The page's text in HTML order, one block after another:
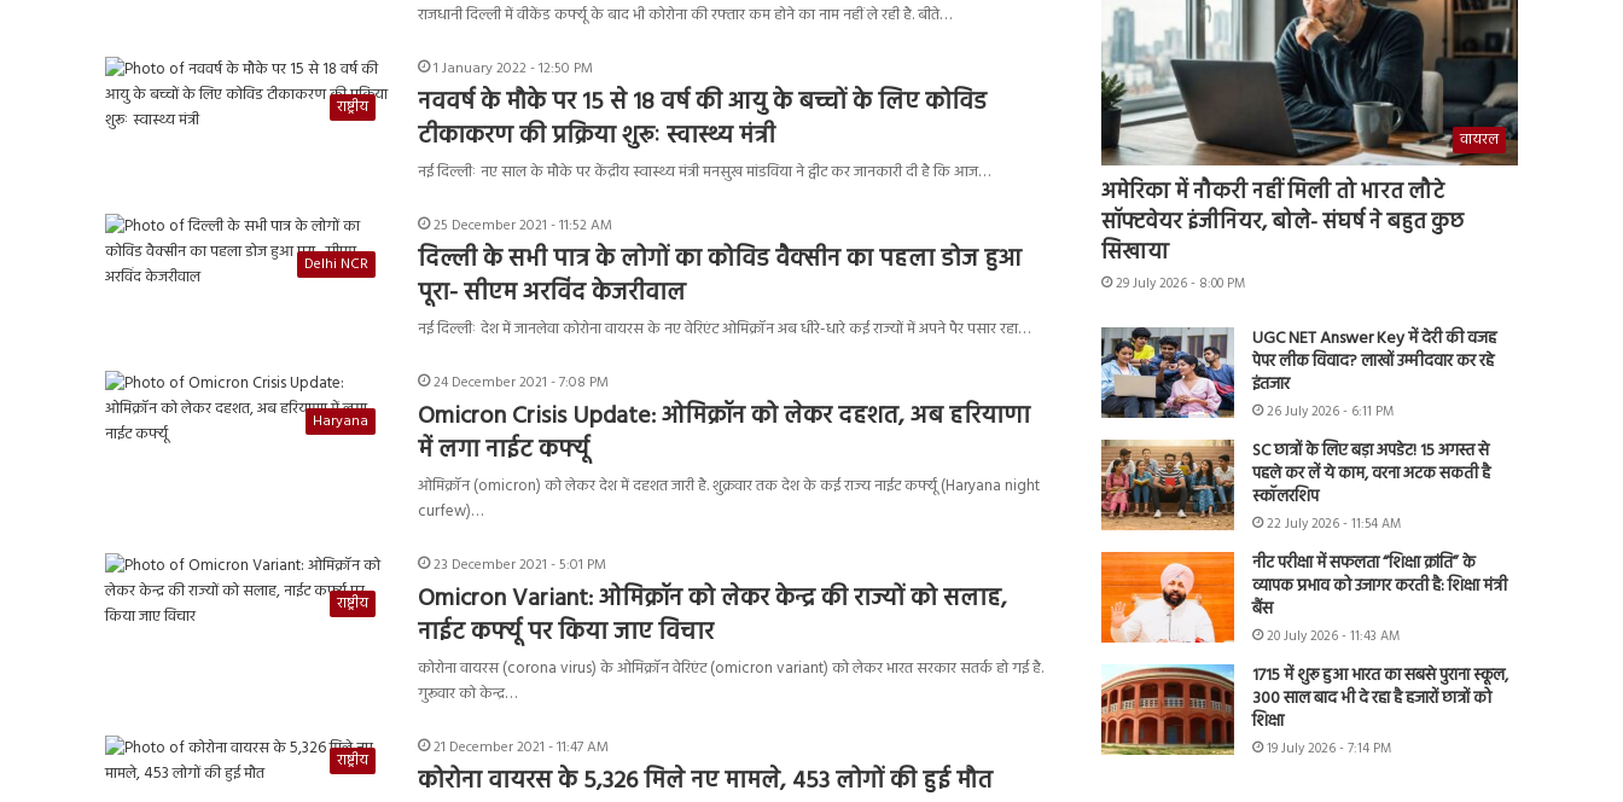
राजधानी दिल्ली में वीकेंड कर्फ्यू के बाद भी कोरोना की रफ्तार कम होने का नाम नहीं ले रही है. बीते…
राष्ट्रीय
1 January 2022 - 12:50 PM
नववर्ष के मौके पर 15 से 18 वर्ष की आयु के बच्चों के लिए कोविड
टीकाकरण की प्रक्रिया शुरूः स्वास्थ्य मंत्री
नई दिल्लीः नए साल के मौके पर केंद्रीय स्वास्थ्य मंत्री मनसुख मांडविया ने ट्वीट कर जानकारी दी है कि आज…
Delhi NCR
25 December 2021 - 11:52 AM
दिल्ली के सभी पात्र के लोगों का कोविड वैक्सीन का पहला डोज हुआ
पूरा- सीएम अरविंद केजरीवाल
नई दिल्लीः देश में जानलेवा कोरोना वायरस के नए वेरिएंट ओमिक्रॉन अब धीरे-धारे कई राज्यों में अपने पैर पसार रहा…
Haryana
24 December 2021 - 7:08 PM
Omicron Crisis Update: ओमिक्रॉन को लेकर दहशत, अब हरियाणा
में लगा नाईट कर्फ्यू
ओमिक्रॉन (omicron) को लेकर देश में दहशत जारी है. शुक्रवार तक देश के कई राज्य नाईट कर्फ्यू (Haryana night
curfew)…
राष्ट्रीय
23 December 2021 - 5:01 PM
Omicron Variant: ओमिक्रॉन को लेकर केन्द्र की राज्यों को सलाह,
नाईट कर्फ्यू पर किया जाए विचार
कोरोना वायरस (corona virus) के ओमिक्रॉन वेरिएंट (omicron variant) को लेकर भारत सरकार सतर्क हो गई है.
गुरूवार को केन्द्र…
राष्ट्रीय
21 December 2021 - 11:47 AM
कोरोना वायरस के 5,326 मिले नए मामले, 453 लोगों की हुई मौत
वायरल
अमेरिका में नौकरी नहीं मिली तो भारत लौटे
सॉफ्टवेयर इंजीनियर, बोले- संघर्ष ने बहुत कुछ
सिखाया
29 July 2026 - 8:00 PM
UGC NET Answer Key में देरी की वजह
पेपर लीक विवाद? लाखों उम्मीदवार कर रहे
इंतजार
26 July 2026 - 6:11 PM
SC छात्रों के लिए बड़ा अपडेट! 15 अगस्त से
पहले कर लें ये काम, वरना अटक सकती है
स्कॉलरशिप
22 July 2026 - 11:54 AM
नीट परीक्षा में सफलता “शिक्षा क्रांति” के
व्यापक प्रभाव को उजागर करती है: शिक्षा मंत्री
बैंस
20 July 2026 - 11:43 AM
1715 में शुरू हुआ भारत का सबसे पुराना स्कूल,
300 साल बाद भी दे रहा है हजारों छात्रों को
शिक्षा
19 July 2026 - 7:14 PM